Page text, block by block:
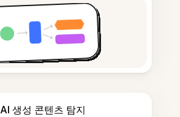
AI 생성 콘텐츠 탐지